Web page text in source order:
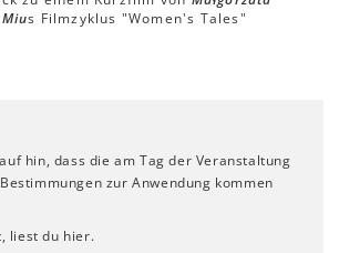
s Filmzyklus "Women's Tales"
hin, dass die am Tag der Veranstaltung
zur Anwendung kommen
liest du hier.